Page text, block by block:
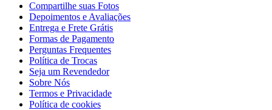
Compartilhe suas Fotos
Depoimentos e Avaliações
Entrega e Frete Grátis
Formas de Pagamento
Perguntas Frequentes
Política de Trocas
Seja um Revendedor
Sobre Nós
Termos e Privacidade
Política de cookies